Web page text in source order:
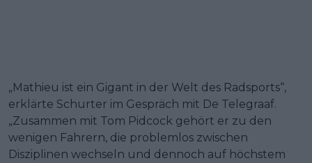
„Mathieu ist ein Gigant in der Welt des Radsports“,
erklärte Schurter im Gespräch mit De Telegraaf.
„Zusammen mit Tom Pidcock gehört er zu den
wenigen Fahrern, die problemlos zwischen
Disziplinen wechseln und dennoch auf höchstem